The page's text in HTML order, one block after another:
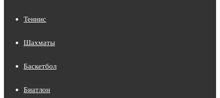
Теннис
Шахматы
Баскетбол
Биатлон